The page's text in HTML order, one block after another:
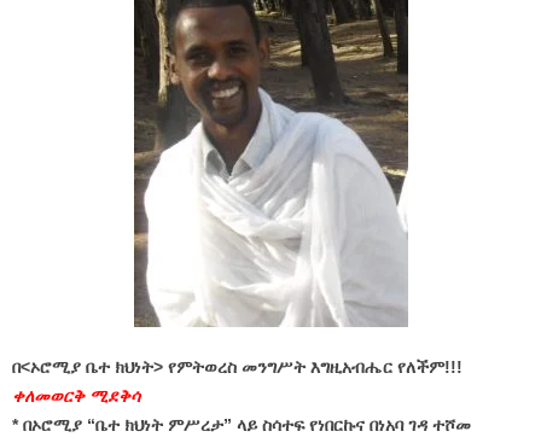
በ<ኦሮሚያ ቤተ ክህነት> የምትወረስ መንግሥት እግዚአብሔር የለችም!!!
ቀለመወርቅ ሚደቅሳ
*በኦሮሚያ “ቤተ ክህነት ምሥረታ” ላይ ስሳተፍ የነበርኩና በነአባ ገዳ ተሾመ